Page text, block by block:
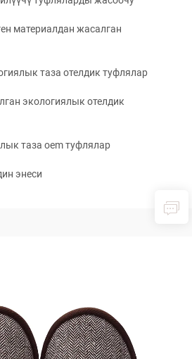
материалдан жасалган
таза отелдик туфлялар
экологиялык отелдик
таза oem туфлялар
энеси